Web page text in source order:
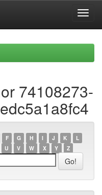
74108273-
F G H I J K
L
U V W X Y Z